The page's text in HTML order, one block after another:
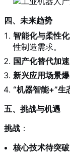
四、未来趋势
智能化与柔性
性制造需求。
国产化替代加速
新兴应用场景
“机器智能+”生
五、挑战与机遇
挑战 ：
核心技术待突破